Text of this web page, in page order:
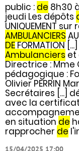
public : de 8h30
jeudi Les dépôts
UNIQUEMENT
AMBULANCIERS
DEFORMATION
Ambulanciers et
Directrice : Mme
pédagogique :
Olivier PERRIN
Secrétaires [...]
avec la
en situation de
rapprocher de
15/04/2025 17:00